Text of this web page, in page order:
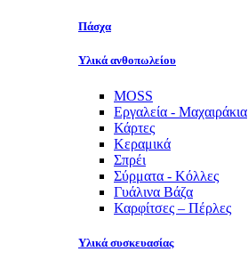
Πάσχα
Υλικά ανθοπωλείου
MOSS
Εργαλεία - Μαχαιράκια
Κάρτες
Κεραμικά
Σπρέι
Σύρματα - Κόλλες
Γυάλινα Βάζα
Καρφίτσες – Πέρλες
Υλικά συσκευασίας